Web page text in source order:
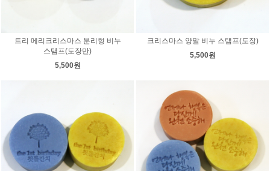
트리 메리크리스마스 분리형 비누
스탬프(도장만)
5,500원
크리스마스 양말 비누 스탬프(도장)
5,500원